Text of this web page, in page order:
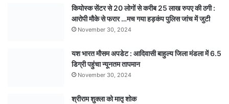
कियोस्क सेंटर से 20 लोगों से करीब 25 लाख रुपए की ठगी :
आरोपी मौके से फरार …मच गया हड़कंप पुलिस जांच में जुटी
November 30, 2024
यश भारत मौसम अपडेट : आदिवासी बाहुल्य जिला मंडला में 6.5
डिग्री पहुंचा न्यूनतम तापमान
November 30, 2024
श्रीराम शुक्ला को मातृ शोक